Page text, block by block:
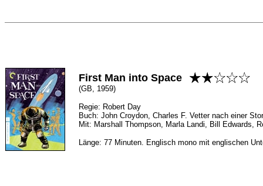
First Man into Space
(GB, 1959)
Regie: Robert Day
Buch: John Croydon, Charles F. Vetter nach einer
Mit: Marshall Thompson, Marla Landi, Bill Edwards,
Länge: 77 Minuten. Englisch mono mit englischen